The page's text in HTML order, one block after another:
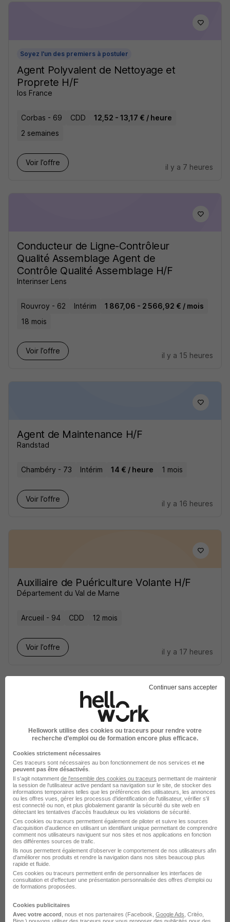
Soyez l'un des premiers à postuler
Agent Polyvalent de Nettoyage et
Proprete H/F
Ios France
Corbas - 69 CDD
12,52 - 13,17 € / heure
2 semaines
Voir l’offre
il y a 7 heures
Conducteur de Ligne-Contrôleur
Qualité Assemblage Agent de
Contrôle Qualité Assemblage H/F
Interinser Lens
Rouvroy - 62 Intérim
1 867,06 - 2 566,92 € / mois
18 mois
Voir l’offre
il y a 15 heures
Agent de Maintenance H/F
Randstad
Chambéry - 73 Intérim 14 € / heure 1 mois
Voir l’offre
il y a 16 heures
Auxiliaire de Puériculture Volante H/F
Département du Val de Marne
Arcueil - 94 CDD 12 mois
Voir l’offre
il y a 17 heures
Agent Polyvalent H/F
Facilitess
La Rochelle - 17 CDI 1 895,87 € / mois
Voir l’offre
il y a 17 heures
Technicien Polyvalent de Propreté
H/F
ABER Propreté
Continuer sans accepter
Hellowork utilise des cookies ou traceurs pour rendre votre
recherche d’emploi ou de formation encore plus efficace.
Cookies strictement nécessaires
Ces traceurs sont nécessaires au bon fonctionnement de nos services et ne
peuvent pas être désactivés
Il s'agit notamment de l'ensemble des cookies ou traceurs permettant de maintenir
la session de l'utilisateur active pendant sa navigation sur le site, de stocker des
informations temporaires telles que les préférences des utilisateurs, les annonces
ou les offres vues, gérer les processus d'identification de l'utilisateur, vérifier s'il
est connecté ou non, et plus globalement garantir la sécurité du site web en
détectant les tentatives d'accès frauduleux ou les violations de sécurité.
Ces cookies ou traceurs permettent également de piloter et suivre les sources
d'acquisition d'audience en utilisant un identifiant unique permettant de comprendre
comment nos utilisateurs naviguent sur nos sites et nos applications en fonction
des différentes sources de trafic.
Ils nous permettent également d’observer le comportement de nos utilisateurs afin
d'améliorer nos produits et rendre la navigation dans nos sites beaucoup plus
rapide et fluide.
Ces cookies ou traceurs permettent enfin de personnaliser les interfaces de
consultation et d'effectuer une présentation personnalisée des offres d'emploi ou
de formations proposées.
Cookies publicitaires
Avec votre accord , nous et nos partenaires (Facebook, Google Ads , Critéo,
Bing,) pouvons utiliser des traceurs pour vous proposer des publicités pour des